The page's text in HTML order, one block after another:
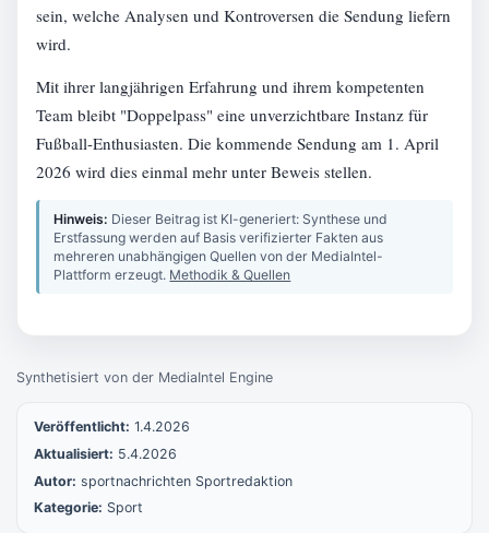
Synthetisiert von der MediaIntel Engine
Veröffentlicht: 1.4.2026
Aktualisiert: 5.4.2026
Autor: sportnachrichten Sportredaktion
Kategorie: Sport
sein, welche Analysen und Kontroversen die Sendung liefern
wird.
Mit ihrer langjährigen Erfahrung und ihrem kompetenten
Team bleibt "Doppelpass" eine unverzichtbare Instanz für
Fußball-Enthusiasten. Die kommende Sendung am 1. April
2026 wird dies einmal mehr unter Beweis stellen.
Hinweis: Dieser Beitrag ist KI-generiert: Synthese und
Erstfassung werden auf Basis verifizierter Fakten aus
mehreren unabhängigen Quellen von der MediaIntel-
Plattform erzeugt. Methodik & Quellen